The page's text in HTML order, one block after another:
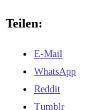
Teilen:
E-Mail
WhatsApp
Reddit
Tumblr